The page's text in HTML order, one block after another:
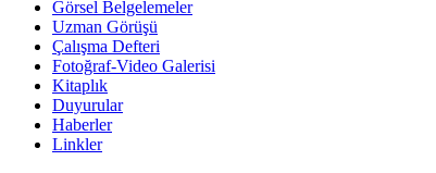
Görsel Belgelemeler
Uzman Görüşü
Çalışma Defteri
Fotoğraf-Video Galerisi
Kitaplık
Duyurular
Haberler
Linkler